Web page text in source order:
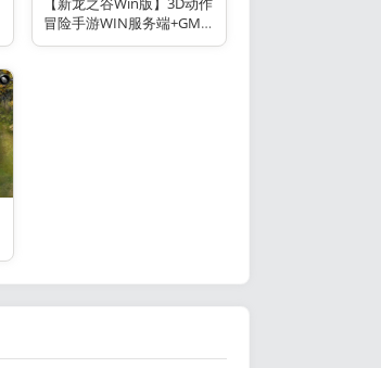
冒险手游WIN服务端+GM后
台+双端+架设教程